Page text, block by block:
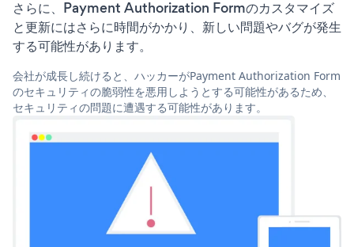
さらに、Payment Authorization Formのカスタマイズ
と更新にはさらに時間がかかり、新しい問題やバグが発生
する可能性があります。
会社が成長し続けると、ハッカーがPayment Authorization Form
のセキュリティの脆弱性を悪用しようとする可能性があるため、
セキュリティの問題に遭遇する可能性があります。